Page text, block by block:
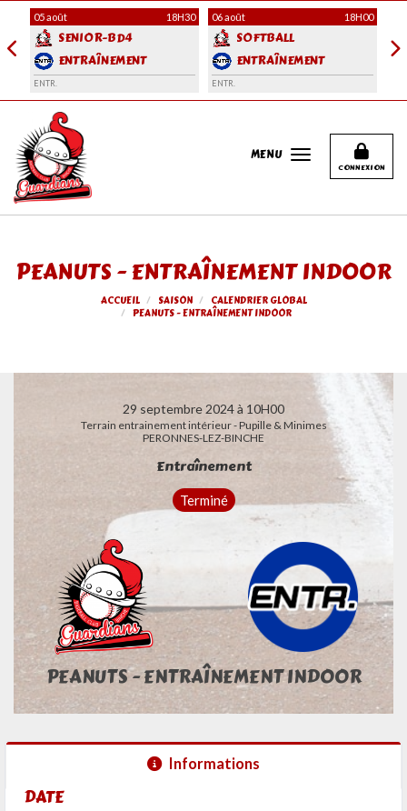
05 août 18H30
SENIOR-BD4
ENTRAÎNEMENT
ENTR.
06 août 18H00
SOFTBALL
ENTRAÎNEMENT
ENTR.
CONNEXION
MENU
PEANUTS - ENTRAÎNEMENT INDOOR
ACCUEIL SAISON
CALENDRIER GLOBAL
PEANUTS - ENTRAÎNEMENT INDOOR
29 septembre 2024 à 10H00
Terrain entrainement intérieur - Pupille & Minimes
PERONNES-LEZ-BINCHE
Entraînement
Terminé
PEANUTS - ENTRAÎNEMENT INDOOR
Informations
DATE
Panneau de gestion des cookies